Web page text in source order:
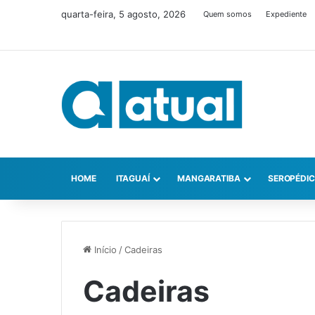
quarta-feira, 5 agosto, 2026 Quem somos Expediente
HOME ITAGUAÍ MANGARATIBA
Início /Cadeiras
Cadeiras